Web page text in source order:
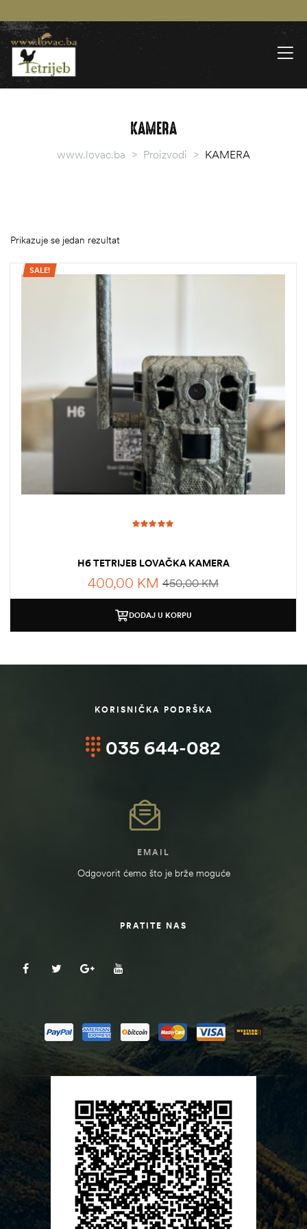
KAMERA
www.lovac.ba > Proizvodi > KAMERA
Prikazuje se jedan rezultat
SALE!
H6 TETRIJEB LOVAČKA KAMERA
450,00KM
400,00 KM
DODAJ U KORPU
KORISNIČKA PODRŠKA
035 644-082
EMAIL
Odgovorit ćemo što je brže moguće
PRATITE NAS